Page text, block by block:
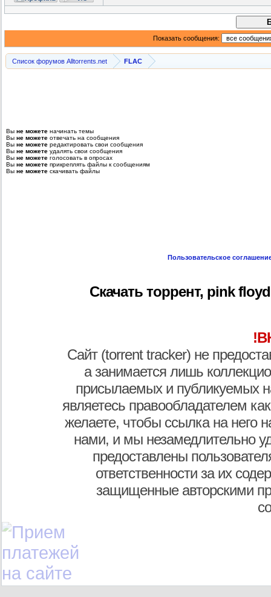
Показать сообщения:
Список форумов Alltorrents.net FLAC
Вы не можете начинать темы
Вы не можете отвечать на сообщения
Вы не можете редактировать свои сообщения
Вы не можете удалять свои сообщения
Вы не можете голосовать в опросах
Вы не можете прикреплять файлы к сообщениям
Вы не можете скачивать файлы
Пользовательское
Скачать торрент, pink
Сайт (torrent tracker) не
а занимается лишь
присылаемых и публикуемых
являетесь правообладателем
желаете, чтобы ссылка на него
нами, и мы незамедлительно
предоставлены
ответственности за их
защищенные авторскими